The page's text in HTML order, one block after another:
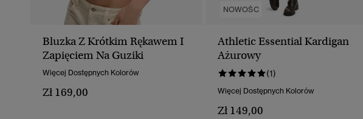
Bluzka Z Krótkim Rękawem I
Zapięciem Na Guziki
Więcej Dostępnych Kolorów
Zł 169,00
NOWOŚC
Athletic Essential Kardigan
Ażurowy
(1)
Więcej Dostępnych Kolorów
Zł 149,00